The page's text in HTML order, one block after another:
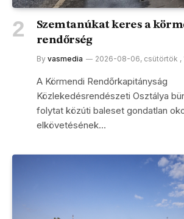
Szemtanúkat keres a
rendőrség
By vasmedia 2026-08-06, csütörtök ,
A Körmendi Rendőrkapitányság
Közlekedésrendészeti Osztálya
folytat közúti baleset gondatlan
elkövetésének…